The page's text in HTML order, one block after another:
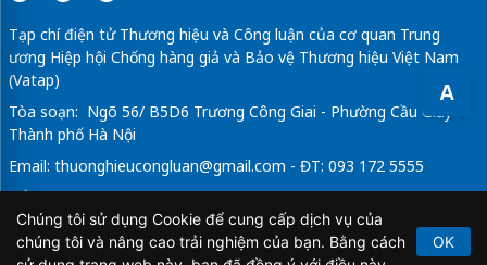
A
Tạp chí điện tử Thương hiệu và Công luận của cơ quan Trung
ương Hiệp hội Chống hàng giả và Bảo vệ Thương hiệu Việt Nam
(Vatap)
Tòa soạn: Ngõ 56/ B5D6 Trương Công Giai - Phường Cầu Giấy -
Thành phố Hà Nội
Email: thuonghieucongluan@gmail.com - ĐT: 093 172 5555
Tổng Biên Tập: Vũ Đức Thuận
Giấy phép hoạt động báo chí điện tử số 64/GP-BTTTT do Bộ
Thông tin và Truyền thông cấp ngày 21/2/2020.
Chúng tôi sử dụng Cookie để cung cấp dịch vụ của
chúng tôi và nâng cao trải nghiệm của bạn. Bằng cách
OK